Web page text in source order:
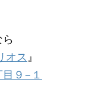
オス 』
９−１